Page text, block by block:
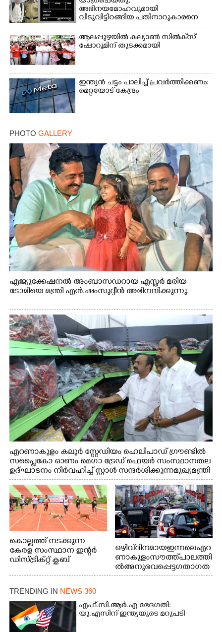
അഭിനയമോഹവുമായി
വീടുവിട്ടിറങ്ങിയ പതിനാറുകാരനെ
കണ്ടെത്തിയത് ഫിലിം സിറ്റിയിൽ
ആലപ്പുഴയിൽ കല്യാൺ സിൽക്‌സ്
ഷോറൂമിന് തുടക്കമായി
ഇന്ത്യൻ ചട്ടം പാലിച്ച് പ്രവർത്തിക്കണം:
മെറ്റയോട് കേന്ദ്രം
PHOTO GALLERY
എജ്യുക്കേഷനൽ അംബാസഡറായ എസ്തർ മരിയ
ടോമിയെ മന്ത്രി എൻ.ഷംസുദ്ദീൻ അഭിനന്ദിക്കുന്നു.
എറണാകുളം കലൂർ സ്റ്റേഡിയം ഹെലിപാഡ് ഗ്രൗണ്ടിൽ
സപ്ളൈകോ ഓണം മെഗാ ട്രേഡ് ഫെയർ സംസ്ഥാനതല
ഉദ്ഘാടനം നിർവഹിച്ച് സ്റ്റാൾ സന്ദർശിക്കുന്ന മുഖ്യമന്ത്രി
വി.ഡി. സതീശൻ. മന്ത്രി അനൂപ് ജേക്കബ് സമീപം
കൊല്ലത്ത് നടക്കുന്ന
കേരള സംസ്ഥാന ഇന്റർ
ഡിസ്ട്രിക്റ്റ് ക്ലബ്
ചാമ്പ്യൻഷിപ്പിൽ അണ്ടർ
20 ആൺകുട്ടികളുടെ 200
മത്സരത്തിനിടെ സിന്തറ്റിക്
ട്രാക്കിന് കുറുകെ ഓടുന്ന
നായകൾ.
ഒഴിവ് ദിനമായ ഇന്നലെ എറ
ണാകുളം സൗത്ത് പാലത്തി
ൽ അനുഭവപ്പെട്ട ഗതാഗത
ക്കുരുക്ക്
TRENDING IN NEWS 360
എഫ്.സി.ആർ.എ ഭേദഗതി:
യു.എസിന് ഇന്ത്യയുടെ മറുപടി